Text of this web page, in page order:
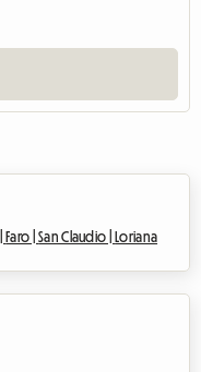
Faro |San Claudio | Loriana